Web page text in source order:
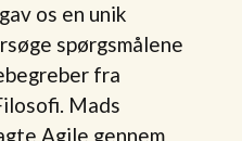
os en unik
spørgsmålene
fra
Mads
Agile gennem